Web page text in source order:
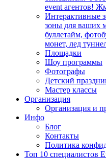
event агентов!
Интерактивные
зоны для ваших
буллетайм,
монет, лед
Площадки
Шоу программы
Фотографы
Детский
Мастер классы
Организация
Организация и
Инфо
Блог
Контакты
Политика
Топ 10 специалистов